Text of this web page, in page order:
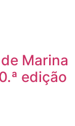
Marina
edição